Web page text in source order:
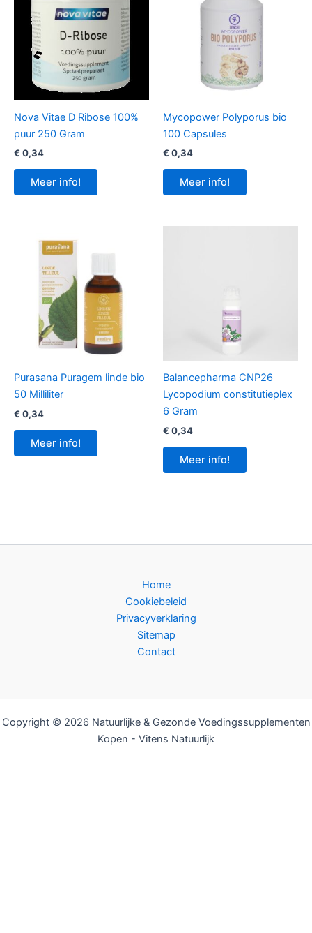
Nova Vitae D Ribose 100%
puur 250 Gram
€ 0,34
Meer info!
Mycopower Polyporus bio
100 Capsules
€ 0,34
Meer info!
Purasana Puragem linde bio
50 Milliliter
€ 0,34
Meer info!
Balancepharma CNP26
Lycopodium constitutieplex
6 Gram
€ 0,34
Meer info!
Home
Cookiebeleid
Privacyverklaring
Sitemap
Contact
Copyright © 2026 Natuurlijke & Gezonde Voedingssupplementen
Kopen - Vitens Natuurlijk